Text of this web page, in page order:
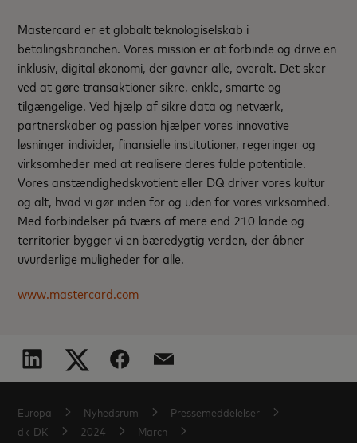
Mastercard er et globalt teknologiselskab i
betalingsbranchen. Vores mission er at forbinde og drive en
inklusiv, digital økonomi, der gavner alle, overalt. Det sker
ved at gøre transaktioner sikre, enkle, smarte og
tilgængelige. Ved hjælp af sikre data og netværk,
partnerskaber og passion hjælper vores innovative
løsninger individer, finansielle institutioner, regeringer og
virksomheder med at realisere deres fulde potentiale.
Vores anstændighedskvotient eller DQ driver vores kultur
og alt, hvad vi gør inden for og uden for vores virksomhed.
Med forbindelser på tværs af mere end 210 lande og
territorier bygger vi en bæredygtig verden, der åbner
uvurderlige muligheder for alle.
www.mastercard.com
Europa Nyhedsrum
Pressemeddelelser
dk-DK
2024 March